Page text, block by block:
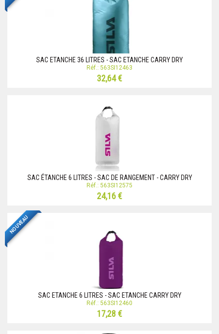
SAC ETANCHE 36 LITRES - SAC ETANCHE CARRY DRY
Réf.: 563SI12463
32,64 €
SAC ÉTANCHE 6 LITRES - SAC DE RANGEMENT - CARRY DRY
Réf.: 563SI12575
24,16 €
NOUVEAU
SAC ETANCHE 6 LITRES - SAC ETANCHE CARRY DRY
Réf.: 563SI12460
17,28 €